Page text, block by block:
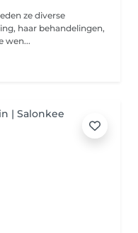
ze diverse
haar behandelingen,
wen...